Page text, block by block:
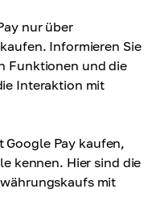
nur über
Informieren Sie
Funktionen und die
Interaktion mit
Pay kaufen,
kennen. Hier sind die
mit